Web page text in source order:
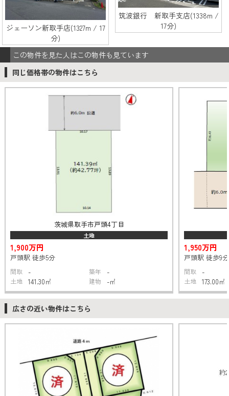
ジェーソン新取手店(1327m / 17
分)
筑波銀行 新取手支店(1338m /
17分)
この物件を見た人はこの物件も見ています
同じ価格帯の物件はこちら
茨城県取手市戸頭4丁目
土地
1,900万円
戸頭駅 徒歩5分
間取 - 築年 -
土地 141.30㎡ 建物 -㎡
1,950万円
戸頭駅 徒歩9分
間取 -
土地 173.00㎡
広さの近い物件はこちら